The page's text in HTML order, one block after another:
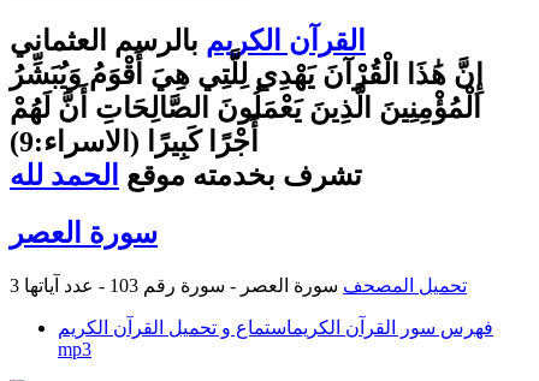
القرآن الكريم بالرسم العثماني
إِنَّ هَٰذَا الْقُرْآنَ يَهْدِي لِلَّتِي هِيَ أَقْوَمُ وَيُبَشِّرُ
الْمُؤْمِنِينَ الَّذِينَ يَعْمَلُونَ الصَّالِحَاتِ أَنَّ لَهُمْ
أَجْرًا كَبِيرًا (الاسراء:9)
تشرف بخدمته موقع الحمد لله
سورة العصر
تحميل المصحف سورة العصر - سورة رقم 103 - عدد آياتها 3
فهرس سور القرآن الكريماستماع و تحميل القرآن الكريم
mp3